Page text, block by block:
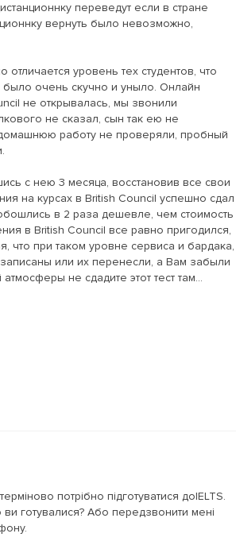
переведут если в стране
вернуть было невозможно,
уровень тех студентов, что
очень скучно и уныло. Онлайн
не открывалась, мы звонили
не сказал, сын так ею не
работу не проверяли, пробный
с нею 3 месяца, восстановив все свои
на курсах в British Council успешно сдал
в 2 раза дешевле, чем стоимость
в British Council все равно пригодился,
что при таком уровне сервиса и бардака,
или их перенесли, а Вам забыли
не сдадите этот тест там...
потрібно підготуватися доIELTS.
готувалися? Або передзвонити мені